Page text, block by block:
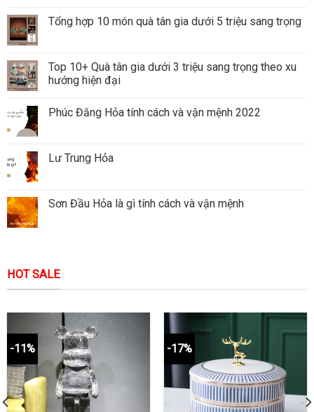
Tổng hợp 10 món quà tân gia dưới 5 triệu sang trọng
Top 10+ Quà tân gia dưới 3 triệu sang trọng theo xu
hướng hiện đại
Phúc Đăng Hỏa tính cách và vận mệnh 2022
Lư Trung Hỏa
Sơn Đầu Hỏa là gì tính cách và vận mệnh
HOT SALE
-11% -17%